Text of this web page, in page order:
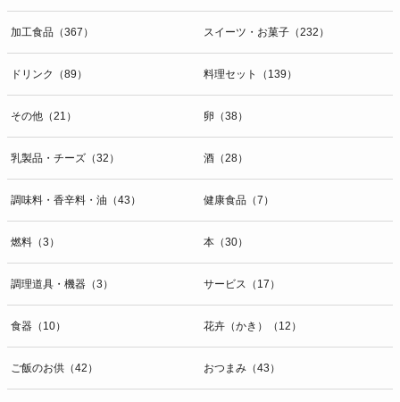
加工食品（367） スイーツ・お菓子（232）
ドリンク（89） 料理セット（139）
その他（21） 卵（38）
乳製品・チーズ（32） 酒（28）
調味料・香辛料・油（43） 健康食品（7）
燃料（3） 本（30）
調理道具・機器（3） サービス（17）
食器（10） 花卉（かき）（12）
ご飯のお供（42） おつまみ（43）